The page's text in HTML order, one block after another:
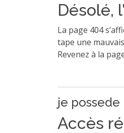
Désolé,
La page 404
tape une
Revenez à la
je
Accès